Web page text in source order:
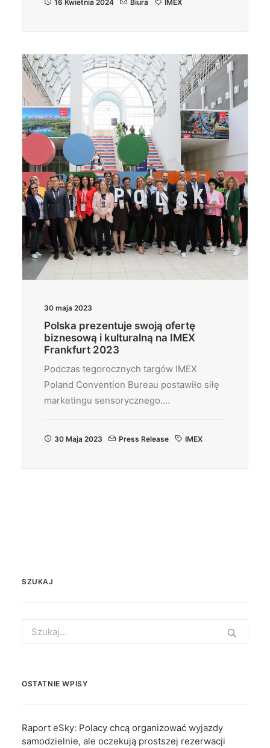
16 Kwietnia 2024 Biura IMEX
30 maja 2023
Polska prezentuje swoją ofertę
biznesową i kulturalną na IMEX
Frankfurt 2023
Podczas tegorocznych targów IMEX
Poland Convention Bureau postawiło siłę
marketingu sensorycznego.…
30 Maja 2023 Press Release IMEX
SZUKAJ
for:
OSTATNIE WPISY
Raport eSky: Polacy chcą organizować wyjazdy
samodzielnie, ale oczekują prostszej rezerwacji